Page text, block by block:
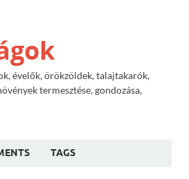
évelők, örökzöldek, talajtakarók,
termesztése, gondozása,
TAGS